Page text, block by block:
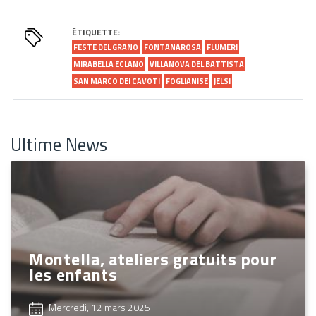
ÉTIQUETTE:
FESTE DEL GRANO FONTANAROSA FLUMERI
MIRABELLA ECLANO VILLANOVA DEL BATTISTA
SAN MARCO DEI CAVOTI FOGLIANISE JELSI
Ultime News
Montella, ateliers gratuits pour
les enfants
Mercredi, 12 mars 2025